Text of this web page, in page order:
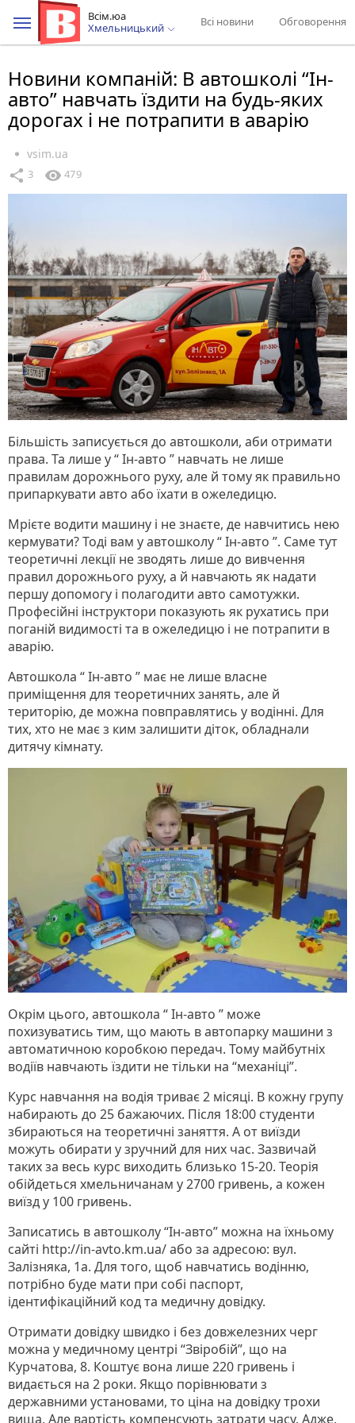
Всім.юа
Хмельницький
Всі новини Обговорення
Новини компаній: В автошколі “Ін-
авто” навчать їздити на будь-яких
дорогах і не потрапити в аварію
vsim.ua
share 3 visibility 479
Більшість записується до автошколи, аби отримати
права. Та лише у “ Ін-авто ” навчать не лише
правилам дорожнього руху, але й тому як правильно
припаркувати авто або їхати в ожеледицю.
Мрієте водити машину і не знаєте, де навчитись нею
кермувати? Тоді вам у автошколу “ Ін-авто ”. Саме тут
теоретичні лекції не зводять лише до вивчення
правил дорожнього руху, а й навчають як надати
першу допомогу і полагодити авто самотужки.
Професійні інструктори показують як рухатись при
поганій видимості та в ожеледицю і не потрапити в
аварію.
Автошкола “ Ін-авто ” має не лише власне
приміщення для теоретичних занять, але й
територію, де можна повправлятись у водінні. Для
тих, хто не має з ким залишити діток, обладнали
дитячу кімнату.
Окрім цього, автошкола “ Ін-авто ” може
похизуватись тим, що мають в автопарку машини з
автоматичною коробкою передач. Тому майбутніх
водіїв навчають їздити не тільки на “механіці”.
Курс навчання на водія триває 2 місяці. В кожну групу
набирають до 25 бажаючих. Після 18:00 студенти
збираються на теоретичні заняття. А от виїзди
можуть обирати у зручний для них час. Зазвичай
таких за весь курс виходить близько 15-20. Теорія
обійдеться хмельничанам у 2700 гривень, а кожен
виїзд у 100 гривень.
Записатись в автошколу “Ін-авто” можна на їхньому
сайті http://in-avto.km.ua/ або за адресою: вул.
Залізняка, 1а. Для того, щоб навчатись водінню,
потрібно буде мати при собі паспорт,
ідентифікаційний код та медичну довідку.
Отримати довідку швидко і без довжелезних черг
можна у медичному центрі “Звіробій”, що на
Курчатова, 8. Коштує вона лише 220 гривень і
видається на 2 роки. Якщо порівнювати з
державними установами, то ціна на довідку трохи
вища. Але вартість компенсують затрати часу. Адже,